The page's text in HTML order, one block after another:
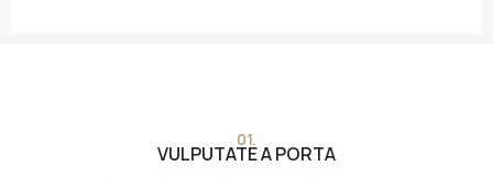
01.
VULPUTATE A PORTA